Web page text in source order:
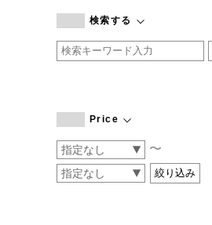
by basics
CATWORTH
COGTHEBIGSMOKE
CONVERSE
DEAN & DELUCA
検索する
Price
〜